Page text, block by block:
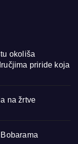
okoliša
priride koja
na žrtve